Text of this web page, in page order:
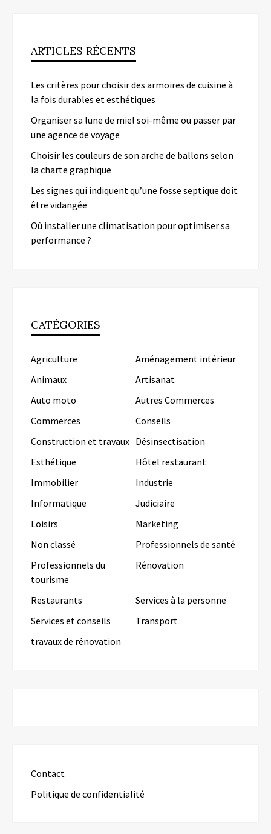
ARTICLES RÉCENTS
Les critères pour choisir des armoires de cuisine à
la fois durables et esthétiques
Organiser sa lune de miel soi-même ou passer par
une agence de voyage
Choisir les couleurs de son arche de ballons selon
la charte graphique
Les signes qui indiquent qu’une fosse septique doit
être vidangée
Où installer une climatisation pour optimiser sa
performance ?
CATÉGORIES
Agriculture
Aménagement intérieur
Animaux
Artisanat
Auto moto
Autres Commerces
Commerces
Conseils
Construction et travaux Désinsectisation
Esthétique
Hôtel restaurant
Immobilier
Industrie
Informatique
Judiciaire
Loisirs
Marketing
Non classé
Professionnels de santé
Professionnels du
tourisme
Rénovation
Restaurants
Services à la personne
Services et conseils
Transport
travaux de rénovation
Contact
Politique de confidentialité